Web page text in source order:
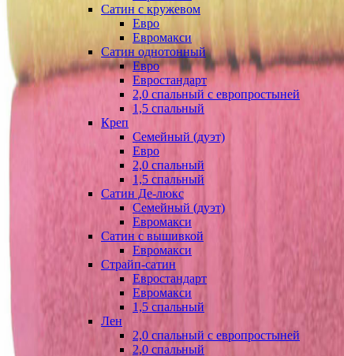
Сатин с кружевом
Евро
Евромакси
Сатин однотонный
Евро
Евростандарт
2,0 спальный с европростыней
1,5 спальный
Креп
Семейный (дуэт)
Евро
2,0 спальный
1,5 спальный
Сатин Де-люкс
Семейный (дуэт)
Евромакси
Сатин с вышивкой
Евромакси
Страйп-сатин
Евростандарт
Евромакси
1,5 спальный
Лен
2,0 спальный с европростыней
2,0 спальный